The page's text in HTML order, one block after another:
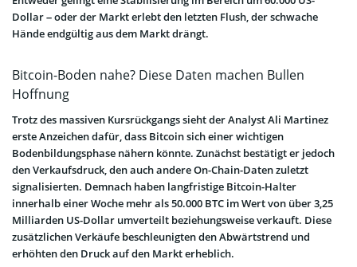
Dollar – oder der Markt erlebt den letzten Flush, der schwache
Hände endgültig aus dem Markt drängt.
Bitcoin-Boden nahe? Diese Daten machen Bullen
Hoffnung
Trotz des massiven Kursrückgangs sieht der Analyst Ali Martinez
erste Anzeichen dafür, dass Bitcoin sich einer wichtigen
Bodenbildungsphase nähern könnte. Zunächst bestätigt er jedoch
den Verkaufsdruck, den auch andere On-Chain-Daten zuletzt
signalisierten. Demnach haben langfristige Bitcoin-Halter
innerhalb einer Woche mehr als 50.000 BTC im Wert von über 3,25
Milliarden US-Dollar umverteilt beziehungsweise verkauft. Diese
zusätzlichen Verkäufe beschleunigten den Abwärtstrend und
erhöhten den Druck auf den Markt erheblich.